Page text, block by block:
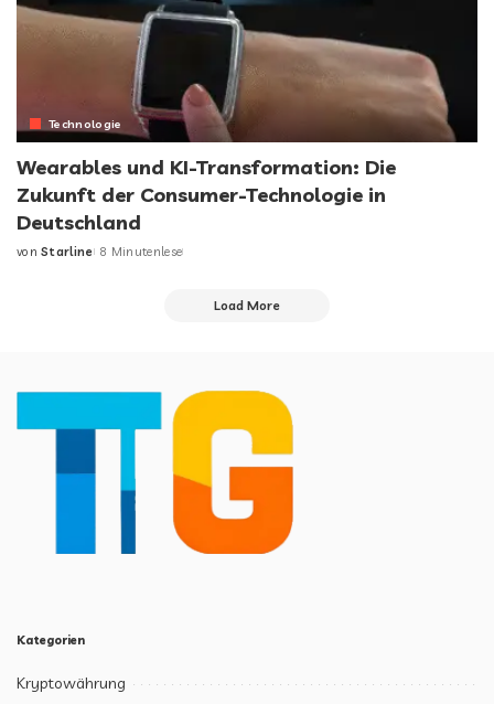
Technologie
Wearables und KI-Transformation: Die
Zukunft der Consumer-Technologie in
Deutschland
von Starline 8 Minutenlese
Load More
Kategorien
Kryptowährung